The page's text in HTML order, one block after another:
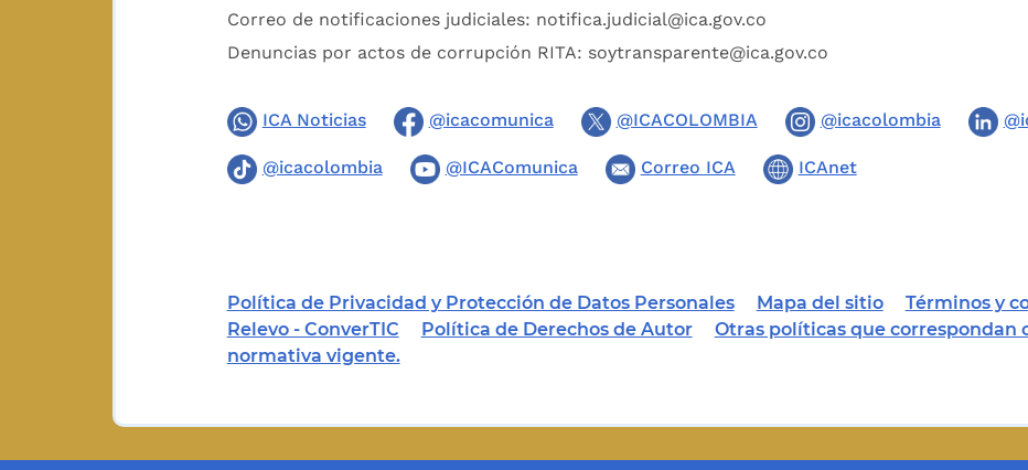
Correo de notificaciones judiciales: notifica.judicial@ica.gov.co
Denuncias por actos de corrupción RITA: soytransparente@ica.gov.co
ICA Noticias @icacomunica @ICACOLOMBIA @icacolombia
@icacolombia @ICAComunica Correo ICA ICAnet
Política de Privacidad y Protección de Datos Personales Mapa del sitio Términos y
Relevo - ConverTIC
Política de Derechos de Autor
Otras políticas que correspondan
normativa vigente.